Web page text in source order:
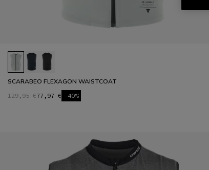
SCARABEO FLEXAGON WAISTCOAT
129,95 €77,97 € -40%